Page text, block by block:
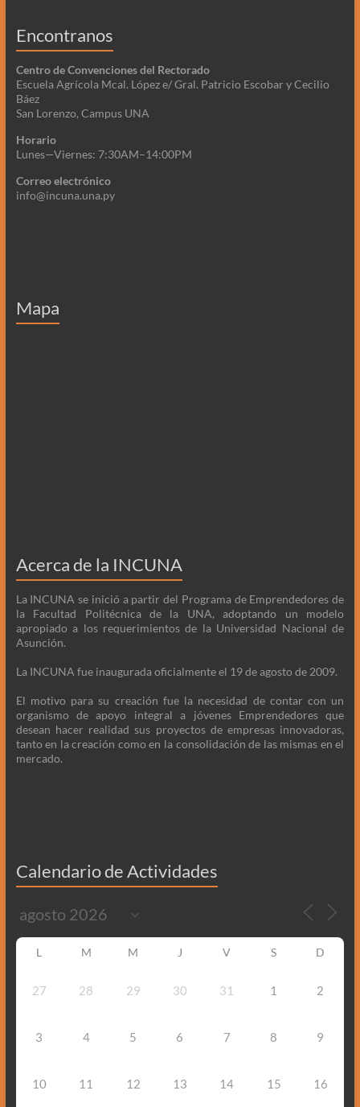
Encontranos
Centro de Convenciones del Rectorado
Escuela Agrícola Mcal. López e/ Gral. Patricio Escobar y Cecilio
Báez
San Lorenzo, Campus UNA
Horario
Lunes—Viernes: 7:30AM–14:00PM
Correo electrónico
info@incuna.una.py
Mapa
Acerca de la INCUNA
La INCUNA se inició a partir del Programa de Emprendedores de
la Facultad Politécnica de la UNA, adoptando un modelo
apropiado a los requerimientos de la Universidad Nacional de
Asunción.
La INCUNA fue inaugurada oficialmente el 19 de agosto de 2009.
El motivo para su creación fue la necesidad de contar con un
organismo de apoyo integral a jóvenes Emprendedores que
desean hacer realidad sus proyectos de empresas innovadoras,
tanto en la creación como en la consolidación de las mismas en el
mercado.
Calendario de Actividades
L M M J V S D
27 28 29 30 31 1 2
3 4 5 6 7 8 9
10 11 12 13 14 15 16